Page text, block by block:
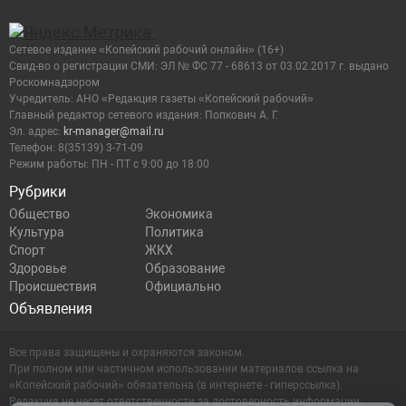
Рубрики
Общество
Экономика
Культура
Политика
Спорт
ЖКХ
Здоровье
Образование
Происшествия
Официально
Объявления
Сетевое издание «Копейский рабочий онлайн» (16+)
Cвид-во о регистрации СМИ: ЭЛ № ФС 77 - 68613 от 03.02.2017 г. выдано
Роскомнадзором
Учредитель: АНО «Редакция газеты «Копейский рабочий»
Главный редактор сетевого издания: Попкович А. Г.
Эл. адрес: kr-manager@mail.ru
Телефон: 8(35139) 3-71-09
Режим работы: ПН - ПТ с 9:00 до 18:00
Все права защищены и охраняются законом.
При полном или частичном использовании материалов ссылка на
«Копейский рабочий» обязательна (в интернете - гиперссылка).
Редакция не несет ответственности за достоверность информации,